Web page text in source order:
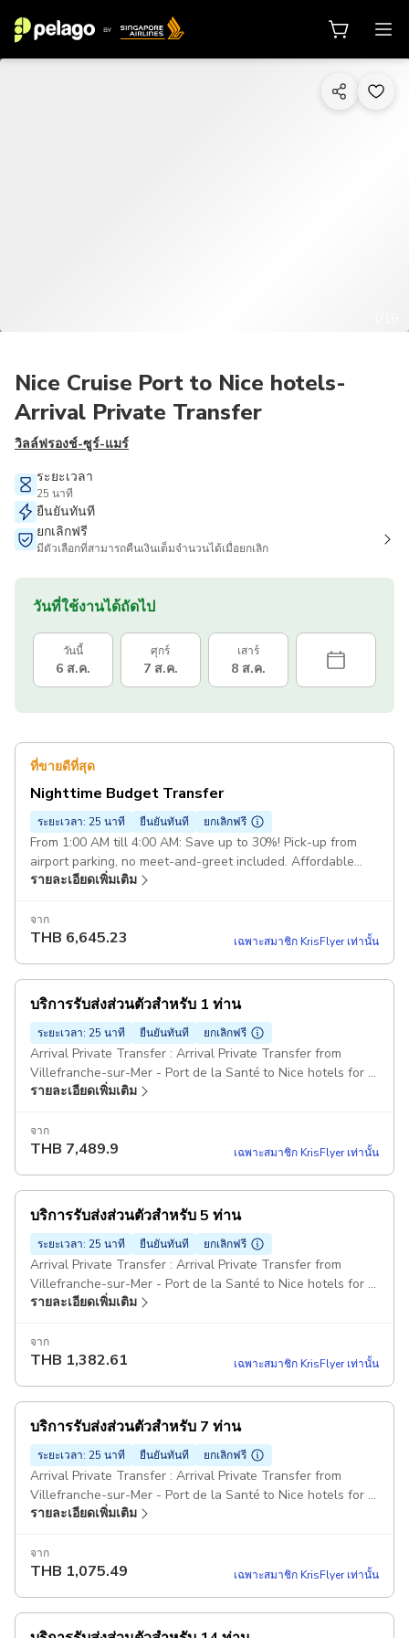
Nice Cruise Port to Nice hotels-
Arrival Private Transfer
วิลล์ฟรองช์-ซูร์-แมร์
ระยะเวลา
25 นาที
ยืนยันทันที
ยกเลิกฟรี
มีตัวเลือกที่สามารถคืนเงินเต็มจำนวนได้เมื่อยกเลิก
วันที่ใช้งานได้ถัดไป
วันนี้
6 ส.ค.
ศุกร์
7 ส.ค.
เสาร์
8 ส.ค.
ที่ขายดีที่สุด
Nighttime Budget Transfer
ระยะเวลา: 25 นาที ยืนยันทันที ยกเลิกฟรี
From 1:00 AM till 4:00 AM: Save up to 30%! Pick-up from
airport parking, no meet-and-greet included. Affordable
and convenient for late-night travelers. Pickup included
รายละเอียดเพิ่มเติม
จาก
THB 6,645.23 เฉพาะสมาชิก KrisFlyer เท่านั้น
บริการรับส่งส่วนตัวสำหรับ 1 ท่าน
ระยะเวลา: 25 นาที ยืนยันทันที ยกเลิกฟรี
Arrival Private Transfer : Arrival Private Transfer from
Villefranche-sur-Mer - Port de la Santé to Nice hotels for 1
passenger Comfort Class Cars Pickup included
รายละเอียดเพิ่มเติม
จาก
THB 7,489.9 เฉพาะสมาชิก KrisFlyer เท่านั้น
บริการรับส่งส่วนตัวสำหรับ 5 ท่าน
ระยะเวลา: 25 นาที ยืนยันทันที ยกเลิกฟรี
Arrival Private Transfer : Arrival Private Transfer from
Villefranche-sur-Mer - Port de la Santé to Nice hotels for 5
passengers Comfort Class Minivans Pickup included
รายละเอียดเพิ่มเติม
จาก
THB 1,382.61 เฉพาะสมาชิก KrisFlyer เท่านั้น
บริการรับส่งส่วนตัวสำหรับ 7 ท่าน
ระยะเวลา: 25 นาที ยืนยันทันที ยกเลิกฟรี
Arrival Private Transfer : Arrival Private Transfer from
Villefranche-sur-Mer - Port de la Santé to Nice hotels for 7
passengers Comfort Class Minivans Pickup included
รายละเอียดเพิ่มเติม
จาก
THB 1,075.49 เฉพาะสมาชิก KrisFlyer เท่านั้น